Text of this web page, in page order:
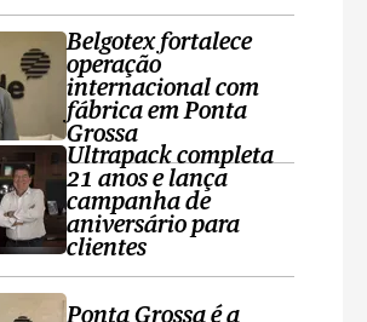
Belgotex fortalece
operação
internacional com
fábrica em Ponta
Grossa
Ultrapack completa
21 anos e lança
campanha de
aniversário para
clientes
Ponta Grossa é a